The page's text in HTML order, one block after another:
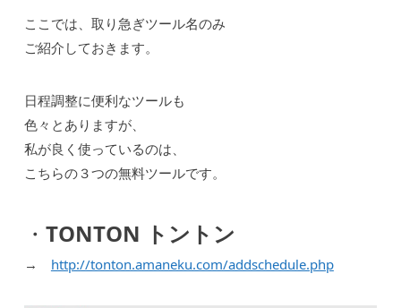
ここでは、取り急ぎツール名のみ
ご紹介しておきます。
日程調整に便利なツールも
色々とありますが、
私が良く使っているのは、
こちらの３つの無料ツールです。
・ TONTON トントン
→ http://tonton.amaneku.com/addschedule.php